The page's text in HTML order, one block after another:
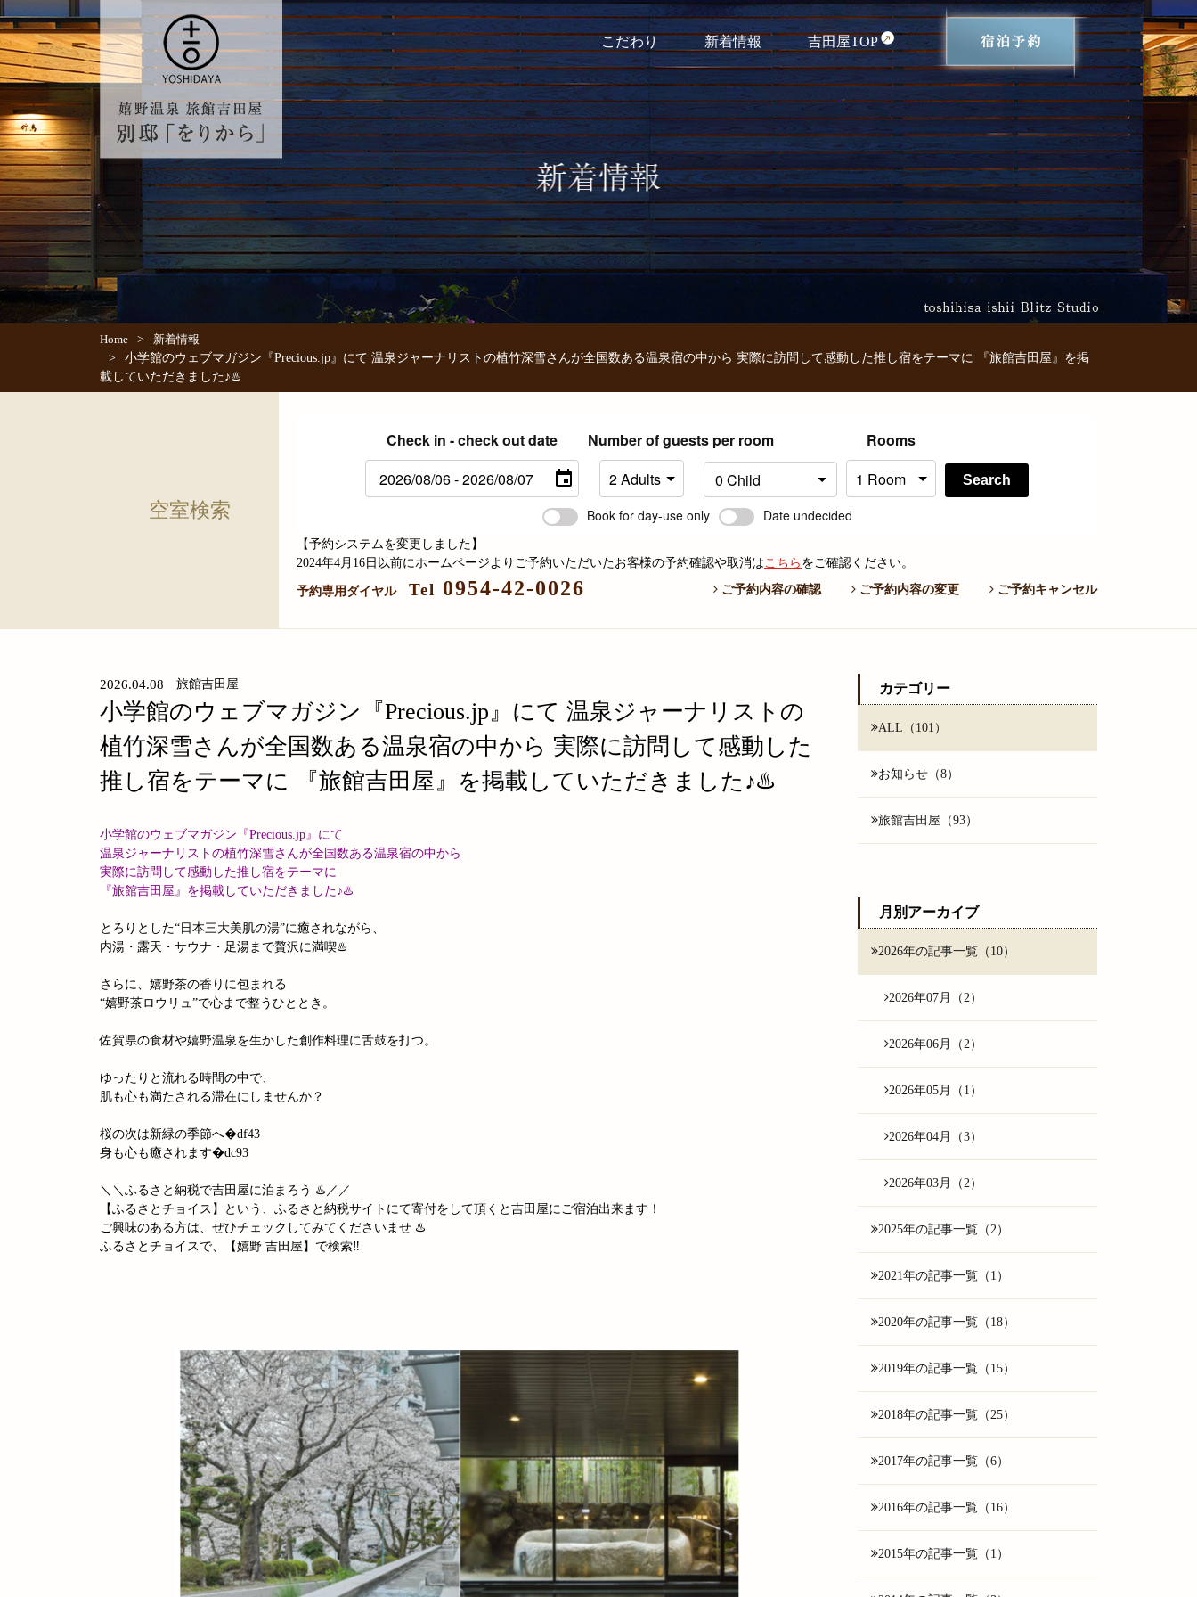
こだわり 新着情報 吉田屋TOP
Home > 新着情報
>
小学館のウェブマガジン『Precious.jp』にて 温泉ジャーナリストの植竹深雪さんが全国数ある温泉宿の中から 実際に訪問して感動した推し宿をテーマに 『旅館吉田屋』を掲
載していただきました♪♨️
空室検索
Check in - check out date Number of guests per room Rooms
Search
Book for day-use only Date undecided
【予約システムを変更しました】
2024年4月16日以前にホームページよりご予約いただいたお客様の予約確認や取消はこちらをご確認ください。
予約専用ダイヤル
Tel 0954-42-0026 ご予約内容の確認 ご予約内容の変更 ご予約キャンセル
2026.04.08 旅館吉田屋
小学館のウェブマガジン『Precious.jp』にて 温泉ジャーナリストの
植竹深雪さんが全国数ある温泉宿の中から 実際に訪問して感動した
推し宿をテーマに 『旅館吉田屋』を掲載していただきました♪♨️
小学館のウェブマガジン『Precious.jp』にて
温泉ジャーナリストの植竹深雪さんが全国数ある温泉宿の中から
実際に訪問して感動した推し宿をテーマに
『旅館吉田屋』を掲載していただきました♪♨️
とろりとした“日本三大美肌の湯”に癒されながら、
内湯・露天・サウナ・足湯まで贅沢に満喫♨️
さらに、嬉野茶の香りに包まれる
“嬉野茶ロウリュ”で心まで整うひととき。
佐賀県の食材や嬉野温泉を生かした創作料理に舌鼓を打つ。
ゆったりと流れる時間の中で、
肌も心も満たされる滞在にしませんか？
桜の次は新緑の季節へ�df43
身も心も癒されます�dc93
＼＼ふるさと納税で吉田屋に泊まろう ♨️／／
【ふるさとチョイス】という、ふるさと納税サイトにて寄付をして頂くと吉田屋にご宿泊出来ます！
ご興味のある方は、ぜひチェックしてみてくださいませ ♨️
ふるさとチョイスで、【嬉野 吉田屋】で検索‼︎
カテゴリー
ALL（101）
お知らせ（8）
旅館吉田屋（93）
月別アーカイブ
2026年の記事一覧（10）
2026年07月（2）
2026年06月（2）
2026年05月（1）
2026年04月（3）
2026年03月（2）
2025年の記事一覧（2）
2021年の記事一覧（1）
2020年の記事一覧（18）
2019年の記事一覧（15）
2018年の記事一覧（25）
2017年の記事一覧（6）
2016年の記事一覧（16）
2015年の記事一覧（1）